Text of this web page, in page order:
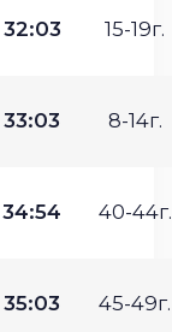
32:03 15-19г.
33:03 8-14г.
34:54 40-44г.
35:03 45-49г.